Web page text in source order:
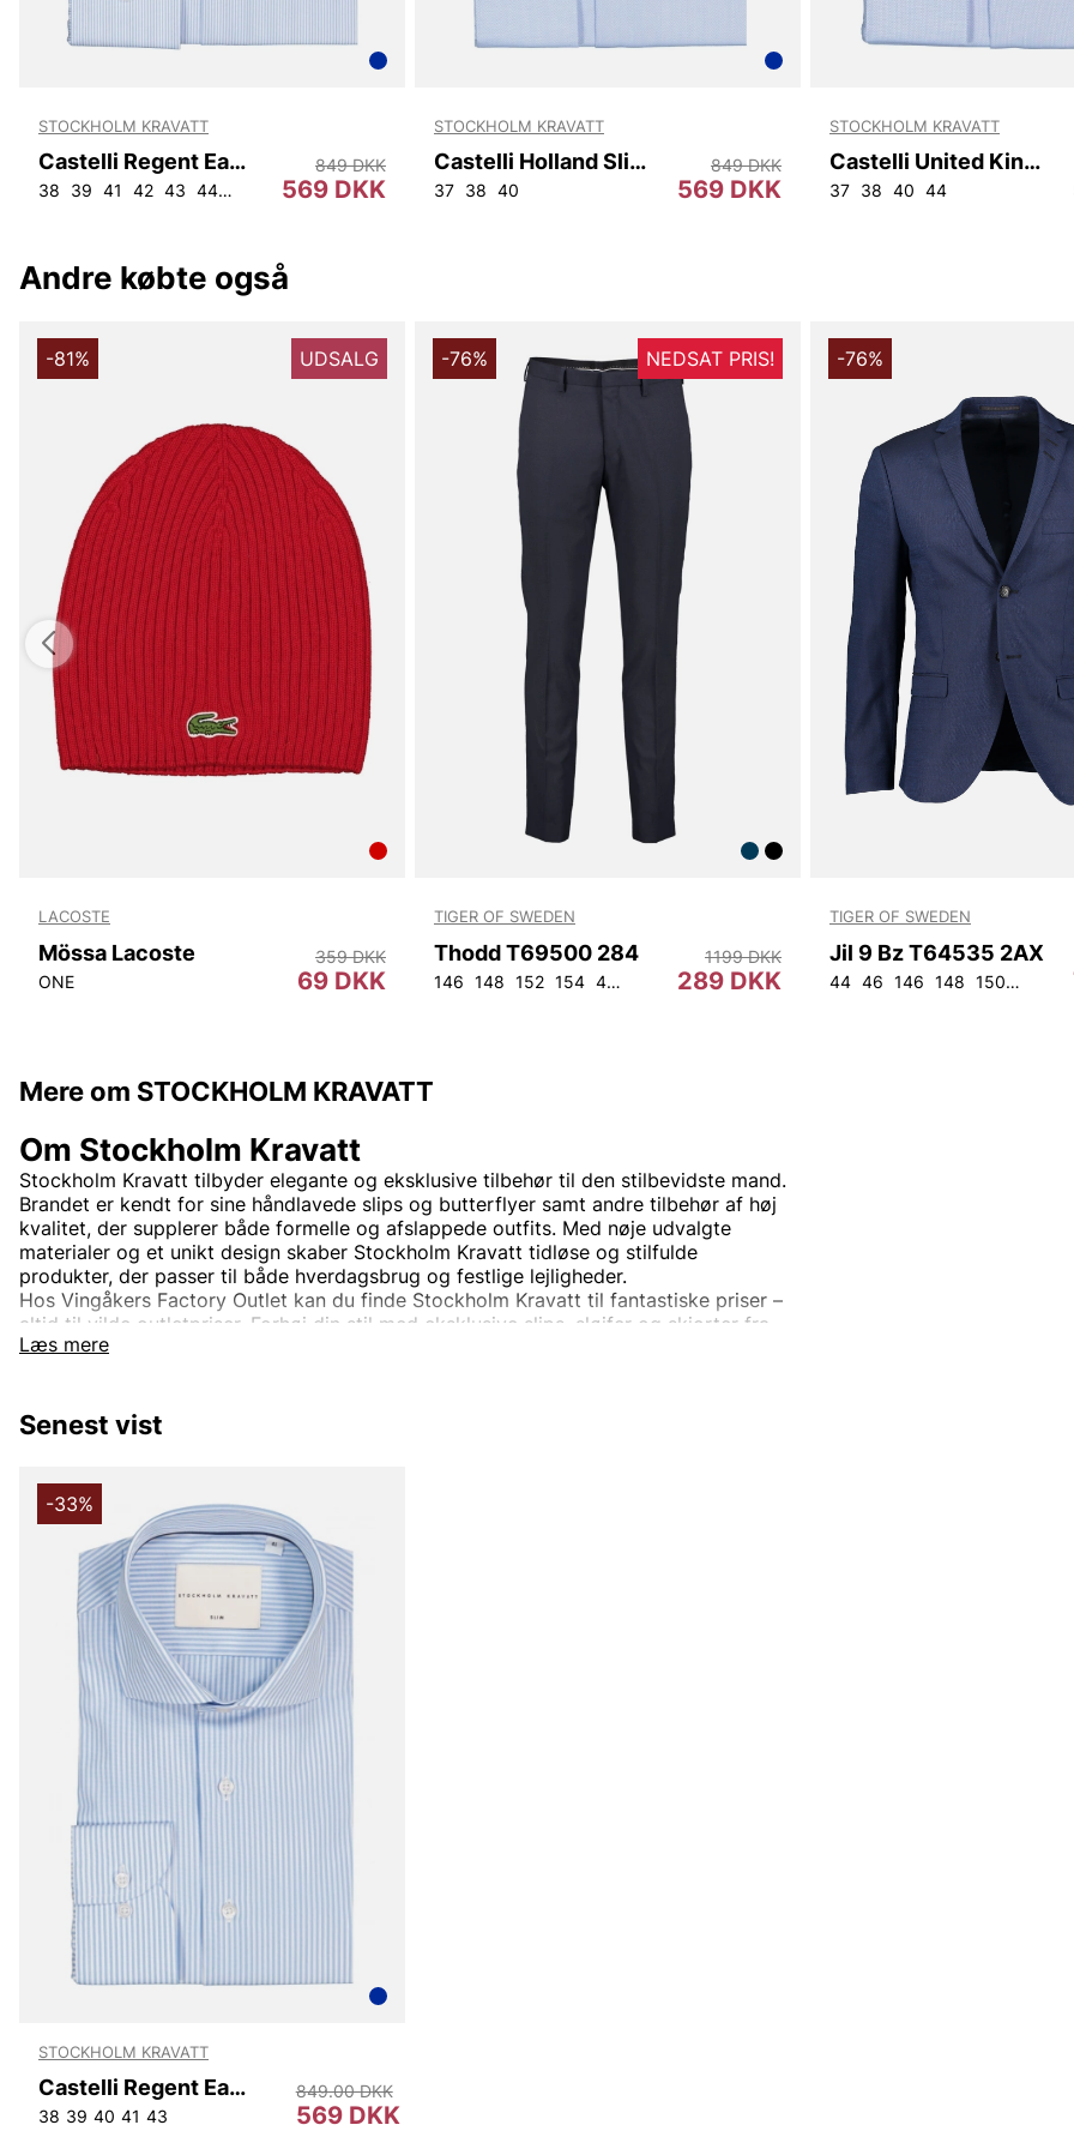
STOCKHOLM KRAVATT
Castelli Regent Easy Iron Reg
38 39 41 42 43 44 46 47
569 DKK
849 DKK
STOCKHOLM KRAVATT
Castelli Holland Slim Fit
37 38 40 569 DKK
849 DKK
STOCKHOLM KRAVATT
Castelli United Kingdom Slim Fit
37 38 40 44
Andre købte også
-81% UDSALG
LACOSTE
Mössa Lacoste
ONE 69 DKK
359 DKK
-76% NEDSAT PRIS!
TIGER OF SWEDEN
Thodd T69500 284
146 148 152 154 44 48 50 52 54 92 104
289 DKK
1199 DKK
-76%
TIGER OF SWEDEN
Jil 9 Bz T64535 2AX
44 46 146 148 150 152
Mere om STOCKHOLM KRAVATT
Læs mere
Om Stockholm Kravatt
Stockholm Kravatt tilbyder elegante og eksklusive tilbehør til den stilbevidste mand.
Brandet er kendt for sine håndlavede slips og butterflyer samt andre tilbehør af høj
kvalitet, der supplerer både formelle og afslappede outfits. Med nøje udvalgte
materialer og et unikt design skaber Stockholm Kravatt tidløse og stilfulde
produkter, der passer til både hverdagsbrug og festlige lejligheder.
Hos Vingåkers Factory Outlet kan du finde Stockholm Kravatt til fantastiske priser –
altid til vilde outletpriser. Forhøj din stil med eksklusive slips, sløjfer og skjorter fra
Stockholm Kravatt – perfekt for den, der vil gøre et statement.
Senest vist
-33%
STOCKHOLM KRAVATT
Castelli Regent Easy Iron Slim Fit
38 39 40 41 43 569 DKK
849.00 DKK